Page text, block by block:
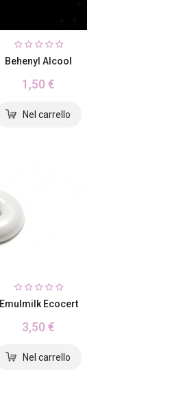
Behenyl Alcool
1,50 €
Emulmilk Ecocert
3,50 €